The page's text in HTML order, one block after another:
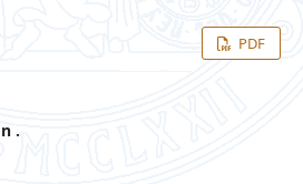
PDF
.